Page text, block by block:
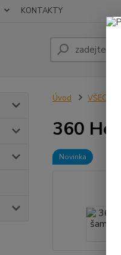
KONTAKTY
Úvod
360
Novinka